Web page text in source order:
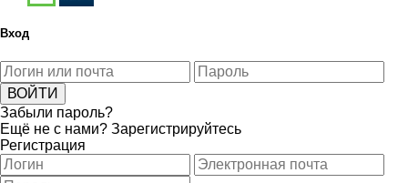
Вход
Забыли пароль?
Ещё не с нами? Зарегистрируйтесь
Регистрация